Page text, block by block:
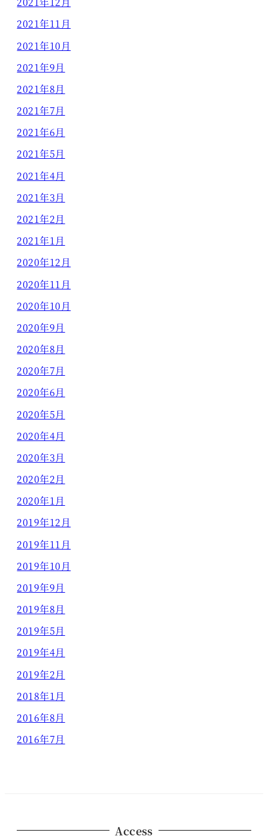
2021年11月
2021年10月
2021年9月
2021年8月
2021年7月
2021年6月
2021年5月
2021年4月
2021年3月
2021年2月
2021年1月
2020年12月
2020年11月
2020年10月
2020年9月
2020年8月
2020年7月
2020年6月
2020年5月
2020年4月
2020年3月
2020年2月
2020年1月
2019年12月
2019年11月
2019年10月
2019年9月
2019年8月
2019年5月
2019年4月
2019年2月
2018年1月
2016年8月
2016年7月
Access